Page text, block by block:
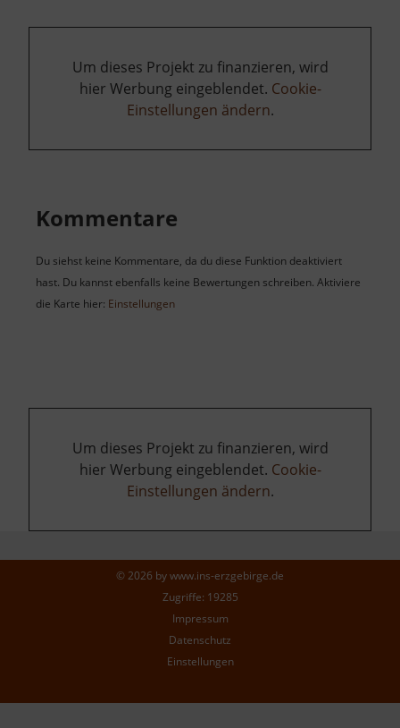
Um dieses Projekt zu finanzieren, wird
hier Werbung eingeblendet. Cookie-
Einstellungen ändern.
Kommentare
Du siehst keine Kommentare, da du diese Funktion deaktiviert
hast. Du kannst ebenfalls keine Bewertungen schreiben. Aktiviere
die Karte hier: Einstellungen
Um dieses Projekt zu finanzieren, wird
hier Werbung eingeblendet. Cookie-
Einstellungen ändern.
© 2026 bywww.ins-erzgebirge.de
Zugriffe: 19285
Impressum
Datenschutz
Einstellungen